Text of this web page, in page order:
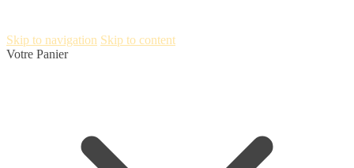
Skip to navigation Skip to content
Votre Panier